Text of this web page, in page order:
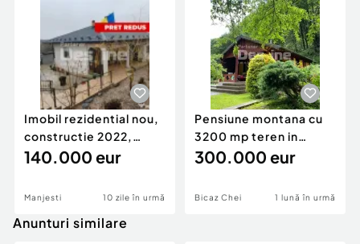
Imobil rezidential nou,
constructie 2022,
Manjesti, Vaslui
140.000 eur
Manjesti 10 zile în urmă
Pensiune montana cu
3200 mp teren in
Bicaz, judet Neamt
300.000 eur
Bicaz Chei 1 lună în urmă
Anunturi similare